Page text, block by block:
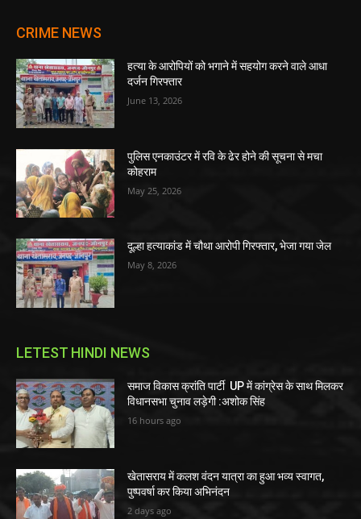
CRIME NEWS
हत्या के आरोपियों को भगाने में सहयोग करने वाले आधा
दर्जन गिरफ्तार
June 13, 2026
पुलिस एनकाउंटर में रवि के ढेर होने की सूचना से मचा
कोहराम
May 25, 2026
दूल्हा हत्याकांड में चौथा आरोपी गिरफ्तार, भेजा गया जेल
May 8, 2026
LETEST HINDI NEWS
समाज विकास क्रांति पार्टी UP में कांग्रेस के साथ मिलकर
विधानसभा चुनाव लड़ेगी :अशोक सिंह
16 hours ago
खेतासराय में कलश वंदन यात्रा का हुआ भव्य स्वागत,
पुष्पवर्षा कर किया अभिनंदन
2 days ago